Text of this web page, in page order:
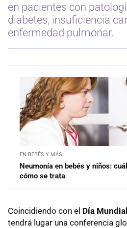
en pacientes con
diabetes, insuficiencia
enfermedad pulmonar.
EN BEBÉS Y MÁS
Neumonía en bebés y niños:
cómo se trata
Coincidiendo con el Día
tendrá lugar una conferencia